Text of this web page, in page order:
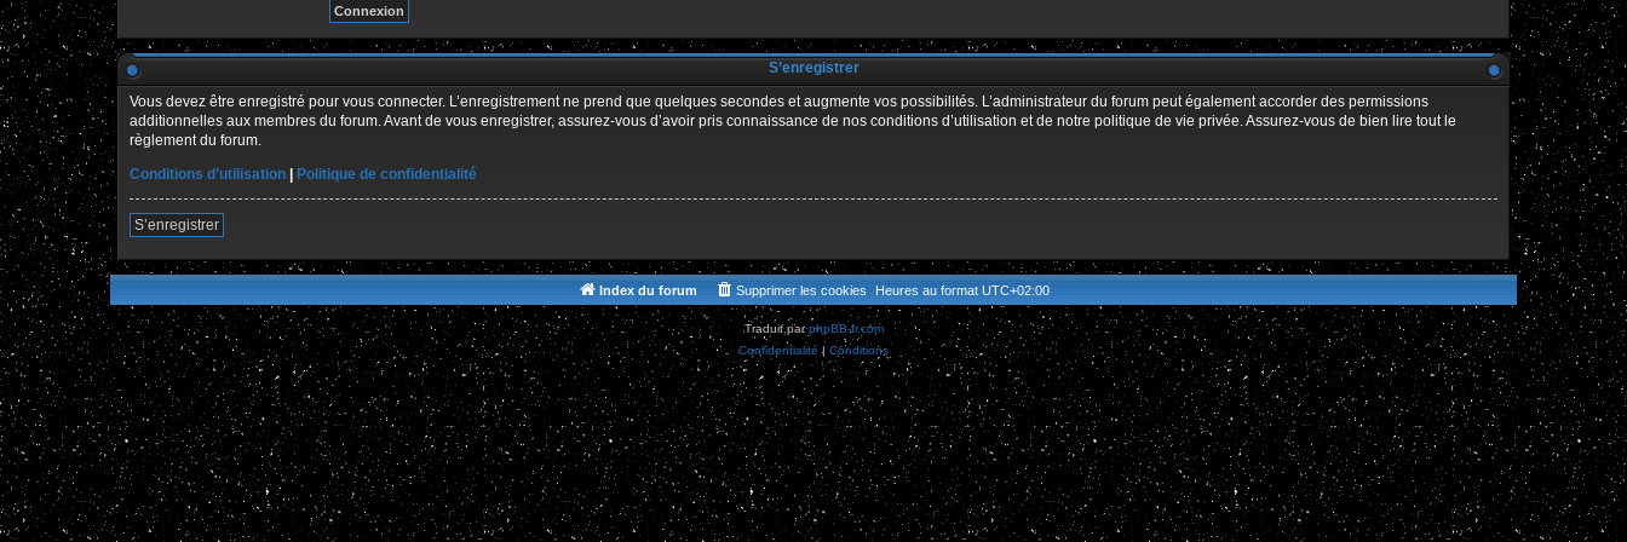
S’enregistrer
Vous devez être enregistré pour vous connecter. L’enregistrement ne prend que quelques secondes et augmente vos possibilités. L’administrateur du forum peut également accorder des permissions
additionnelles aux membres du forum. Avant de vous enregistrer, assurez-vous d’avoir pris connaissance de nos conditions d’utilisation et de notre politique de vie privée. Assurez-vous de bien lire tout le
règlement du forum.
Conditions d’utilisation
Politique de confidentialité
S’enregistrer
Index du forum Heures au format UTC+02:00
Supprimer les cookies
Traduit parphpBB-fr.com
Confidentialité | Conditions